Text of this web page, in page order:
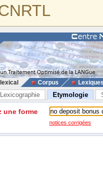
Corpus
Lexicographie Etymologie
une forme
notices corrigées